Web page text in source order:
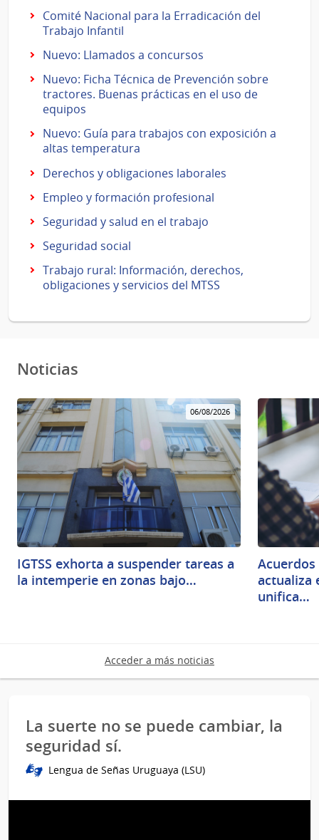
Comité Nacional para la Erradicación del
Trabajo Infantil
Nuevo: Llamados a concursos
Nuevo: Ficha Técnica de Prevención sobre
tractores. Buenas prácticas en el uso de
equipos
Nuevo: Guía para trabajos con exposición a
altas temperatura
Derechos y obligaciones laborales
Empleo y formación profesional
Seguridad y salud en el trabajo
Seguridad social
Trabajo rural: Información, derechos,
obligaciones y servicios del MTSS
Noticias
06/08/2026
IGTSS exhorta a suspender tareas a
la intemperie en zonas bajo…
actualiza
unifica…
Acceder a más noticias
La suerte no se puede cambiar, la
seguridad sí.
Lengua de Señas Uruguaya (LSU)